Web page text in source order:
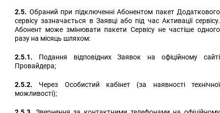
2.5. Обраний при підключенні Абонентом пакет Додаткового
сервісу зазначається в Заявці або під час Активації сервісу.
Абонент може змінювати пакети Сервісу не частіше одного
разу на місяць шляхом:
2.5.1. Подання відповідних Заявок на офіційному сайті
Провайдера;
2.5.2. Через Особистий кабінет (за наявності технічної
можливості);